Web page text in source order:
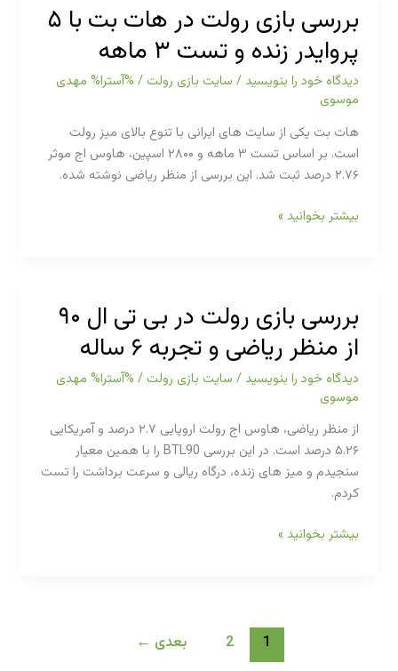
بت
و
تست
عددی
هاوس
اج
در
۲
بررسی بازی رولت در هات بت با ۵
پروایدر زنده و تست ۳ ماهه
دیدگاه‌ خود را بنویسید / سایت بازی رولت/ %آسترا% مهدی
موسوی
هات بت یکی از سایت های ایرانی با تنوع بالای میز رولت
است. بر اساس تست ۳ ماهه و ۲۸۰۰ اسپین، هاوس اج موثر
۲.۷۶ درصد ثبت شد. این بررسی از منظر ریاضی نوشته شده.
بررسی
بت
با
پروایدر
زنده
و
تست
۳
ماهه
بیشتر بخوانید »
بررسی بازی رولت در بی تی ال ۹۰
از منظر ریاضی و تجربه ۶ ساله
دیدگاه‌ خود را بنویسید / سایت بازی رولت/ %آسترا% مهدی
موسوی
از منظر ریاضی، هاوس اج رولت اروپایی ۲.۷ درصد و آمریکایی
۵.۲۶ درصد است. در این بررسی BTL90 را با همین معیار
سنجیدم و میز های زنده، درگاه ریالی و سرعت برداشت را تست
کردم.
بررسی
بیشتر بخوانید »
1
2 بعدی ←